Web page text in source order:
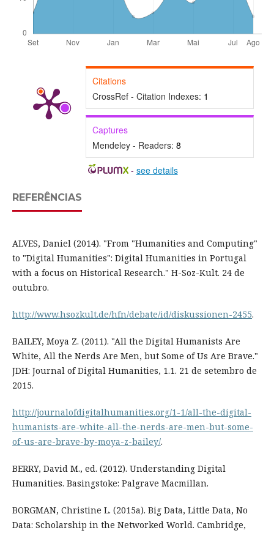
Citations
CrossRef - Citation Indexes: 1
Captures
Mendeley - Readers: 8
- see details
REFERÊNCIAS
ALVES, Daniel (2014). "From "Humanities and Computing"
to "Digital Humanities": Digital Humanities in Portugal
with a focus on Historical Research." H-Soz-Kult. 24 de
outubro.
http://www.hsozkult.de/hfn/debate/id/diskussionen-2455.
BAILEY, Moya Z. (2011). "All the Digital Humanists Are
White, All the Nerds Are Men, but Some of Us Are Brave."
JDH: Journal of Digital Humanities, 1.1. 21 de setembro de
2015.
http://journalofdigitalhumanities.org/1-1/all-the-digital-
humanists-are-white-all-the-nerds-are-men-but-some-
of-us-are-brave-by-moya-z-bailey/.
BERRY, David M., ed. (2012). Understanding Digital
Humanities. Basingstoke: Palgrave Macmillan.
BORGMAN, Christine L. (2015a). Big Data, Little Data, No
Data: Scholarship in the Networked World. Cambridge,